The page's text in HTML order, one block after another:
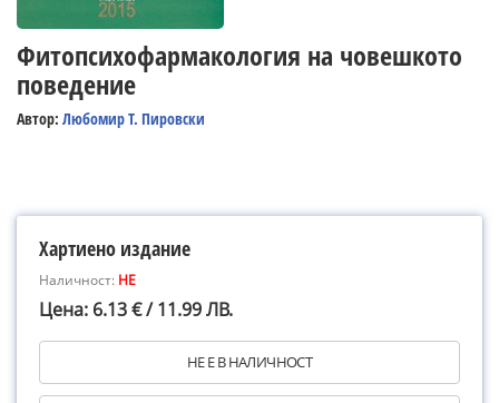
Фитопсихофармакология на човешкото
поведение
Автор: Любомир Т. Пировски
Хартиено издание
Наличност: НЕ
Цена: 6.13 € / 11.99 ЛВ.
НЕ Е В НАЛИЧНОСТ